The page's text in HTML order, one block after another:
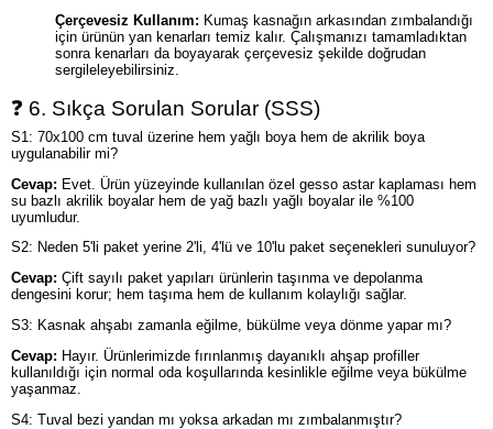
Çerçevesiz Kullanım: Kumaş kasnağın arkasından zımbalandığı
için ürünün yan kenarları temiz kalır. Çalışmanızı tamamladıktan
sonra kenarları da boyayarak çerçevesiz şekilde doğrudan
sergileleyebilirsiniz.
❓ 6. Sıkça Sorulan Sorular (SSS)
S1: 70x100 cm tuval üzerine hem yağlı boya hem de akrilik boya
uygulanabilir mi?
Cevap: Evet. Ürün yüzeyinde kullanılan özel gesso astar kaplaması hem
su bazlı akrilik boyalar hem de yağ bazlı yağlı boyalar ile %100
uyumludur.
S2: Neden 5'li paket yerine 2'li, 4'lü ve 10'lu paket seçenekleri sunuluyor?
Cevap: Çift sayılı paket yapıları ürünlerin taşınma ve depolanma
dengesini korur; hem taşıma hem de kullanım kolaylığı sağlar.
S3: Kasnak ahşabı zamanla eğilme, bükülme veya dönme yapar mı?
Cevap: Hayır. Ürünlerimizde fırınlanmış dayanıklı ahşap profiller
kullanıldığı için normal oda koşullarında kesinlikle eğilme veya bükülme
yaşanmaz.
S4: Tuval bezi yandan mı yoksa arkadan mı zımbalanmıştır?